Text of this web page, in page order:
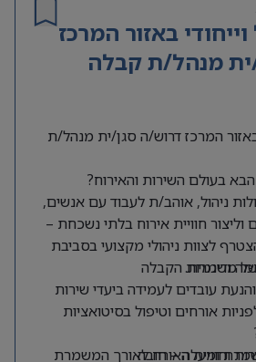
באזור המרכז
מנהל/ת קבלה
באזור המרכז דרוש/ה סגן/ית מנהל/ת
בעולם השירות והאירוח?
ניהול, אוהב/ת לעבוד עם אנשים,
וליצור חוויית אירוח בלתי נשכחת –
לצוות ניהולי מקצועי בסביבת
ודינמית.
של משמרות הקבלה
עובדים לעמידה ביעדי שירות
אורחים וטיפול בסיטואציות
וחוויית האורח לאורך המשמרת
ומעלה – חובה